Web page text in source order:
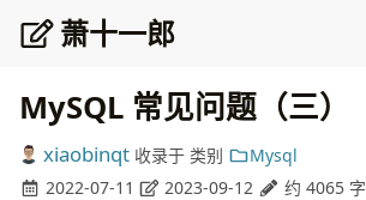
萧十一郎
MySQL 常见问题（三）
xiaobinqt 收录于 类别
Mysql
2022-07-11
2023-09-12 约 4065 字